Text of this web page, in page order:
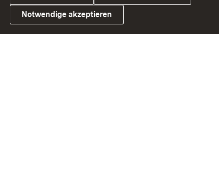
Link zum Landesportal
Notwendige akzeptieren